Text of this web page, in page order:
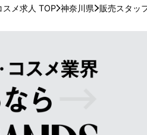
スメ求人 TOP 神奈川県 販売スタッ